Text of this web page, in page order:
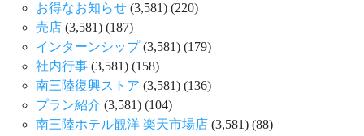
お得なお知らせ (3,581) (220)
売店 (3,581) (187)
インターンシップ(3,581) (179)
社内行事 (3,581) (158)
南三陸復興ストア (3,581) (136)
プラン紹介 (3,581) (104)
南三陸ホテル観洋 楽天市場店 (3,581) (88)